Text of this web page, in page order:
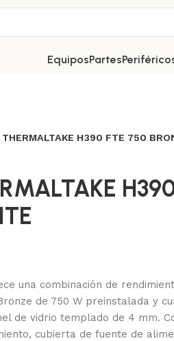
equipos partes
THERMALTAKE H390 FTE 750
una combinación de
de 750 W preinstalada y
de vidrio templado de 4 mm.
cubierta de fuente de